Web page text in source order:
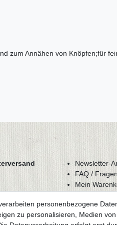
zum Annähen von Knöpfen;für
Newsletter-
FAQ / Fragen
Mein
Mein Konto
personenbezogene
zu personalisieren, Medien von